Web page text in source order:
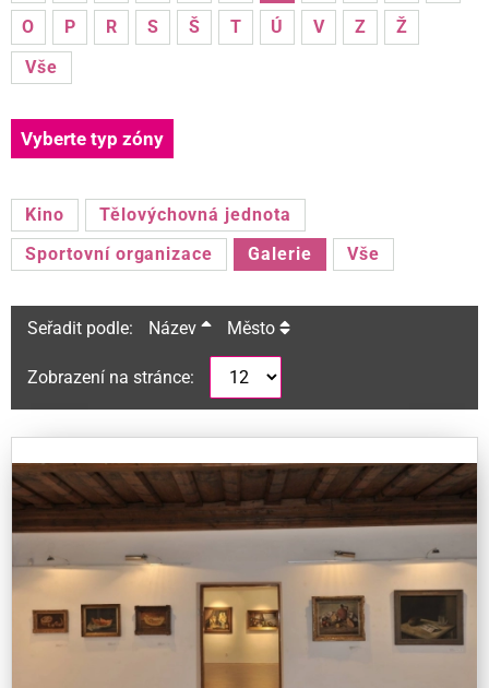
O
P R S Š T Ú V Z
Ž
Vše
Vyberte typ zóny
Kino
Tělovýchovná jednota
Sportovní organizace
Galerie Vše
Seřadit podle: Název Město
Zobrazení na stránce: